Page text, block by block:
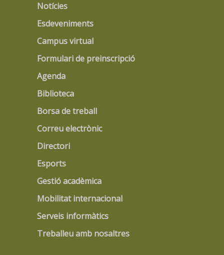
Notícies
Esdeveniments
Campus virtual
Formulari de preinscripció
Agenda
Biblioteca
Borsa de treball
Correu electrònic
Directori
Esports
Gestió acadèmica
Mobilitat internacional
Serveis informàtics
Treballeu amb nosaltres